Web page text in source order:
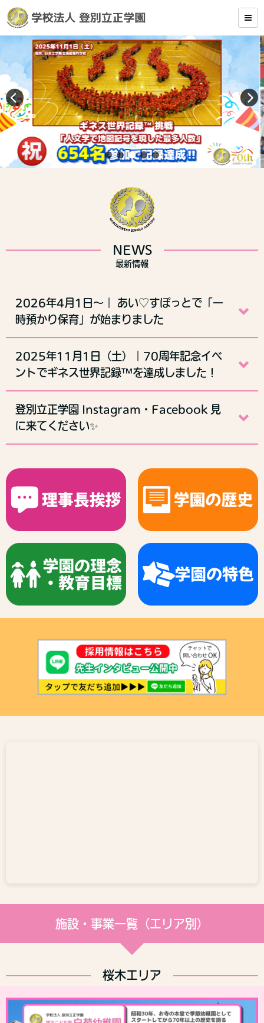
NEWS
最新情報
2026年4月1日～｜ あい♡すぽっとで「一
時預かり保育」が始まりました
2025年11月1日（土）｜70周年記念イベ
ントでギネス世界記録™を達成しました！
登別立正学園 Instagram・Facebook 見
に来てください✨
施設・事業一覧（エリア別）
桜木エリア